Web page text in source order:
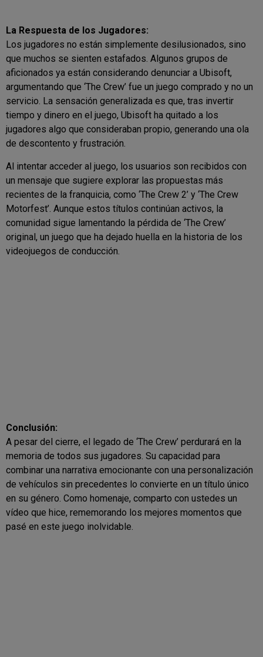
La Respuesta de los Jugadores:
Los jugadores no están simplemente desilusionados, sino
que muchos se sienten estafados. Algunos grupos de
aficionados ya están considerando denunciar a Ubisoft,
argumentando que ‘The Crew’ fue un juego comprado y no un
servicio. La sensación generalizada es que, tras invertir
tiempo y dinero en el juego, Ubisoft ha quitado a los
jugadores algo que consideraban propio, generando una ola
de descontento y frustración.
Al intentar acceder al juego, los usuarios son recibidos con
un mensaje que sugiere explorar las propuestas más
recientes de la franquicia, como ‘The Crew 2’ y ‘The Crew
Motorfest’. Aunque estos títulos continúan activos, la
comunidad sigue lamentando la pérdida de ‘The Crew’
original, un juego que ha dejado huella en la historia de los
videojuegos de conducción.
Conclusión:
A pesar del cierre, el legado de ‘The Crew’ perdurará en la
memoria de todos sus jugadores. Su capacidad para
combinar una narrativa emocionante con una personalización
de vehículos sin precedentes lo convierte en un título único
en su género. Como homenaje, comparto con ustedes un
vídeo que hice, rememorando los mejores momentos que
pasé en este juego inolvidable.